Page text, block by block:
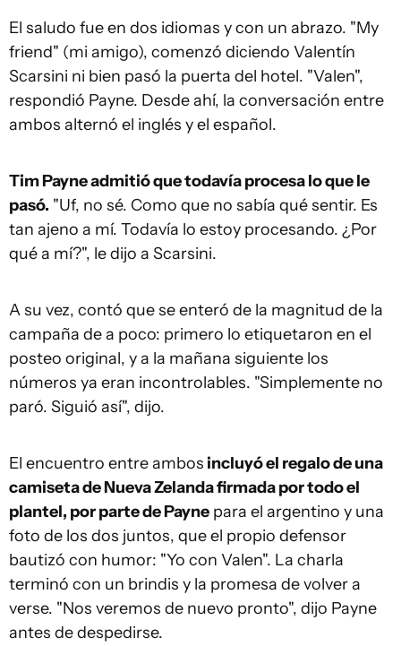
El saludo fue en dos idiomas y con un abrazo. "My
friend" (mi amigo), comenzó diciendo Valentín
Scarsini ni bien pasó la puerta del hotel. "Valen",
respondió Payne. Desde ahí, la conversación entre
ambos alternó el inglés y el español.
Tim Payne admitió que todavía procesa lo que le
pasó. "Uf, no sé. Como que no sabía qué sentir. Es
tan ajeno a mí. Todavía lo estoy procesando. ¿Por
qué a mí?", le dijo a Scarsini.
A su vez, contó que se enteró de la magnitud de la
campaña de a poco: primero lo etiquetaron en el
posteo original, y a la mañana siguiente los
números ya eran incontrolables. "Simplemente no
paró. Siguió así", dijo.
El encuentro entre ambos incluyó el regalo de una
camiseta de Nueva Zelanda firmada por todo el
plantel, por parte de Payne para el argentino y una
foto de los dos juntos, que el propio defensor
bautizó con humor: "Yo con Valen". La charla
terminó con un brindis y la promesa de volver a
verse. "Nos veremos de nuevo pronto", dijo Payne
antes de despedirse.